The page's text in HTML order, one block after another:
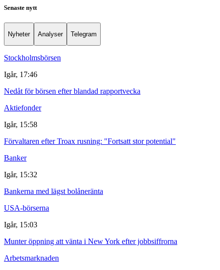
Senaste nytt
Nyheter Analyser Telegram
Stockholmsbörsen
Igår, 17:46
Nedåt för börsen efter blandad rapportvecka
Aktiefonder
Igår, 15:58
Förvaltaren efter Troax rusning: "Fortsatt stor potential"
Banker
Igår, 15:32
Bankerna med lägst bolåneränta
USA-börserna
Igår, 15:03
Munter öppning att vänta i New York efter jobbsiffrorna
Arbetsmarknaden